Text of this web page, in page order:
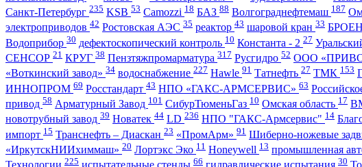
Санкт-Петербург 235 KSB 53 Camozzi 18 БАЗ 88 Волгограднефтемаш 187
электроприводов 42 Ростовская АЭС 35 реактор 43 шаровой кран 33 БРОЕН
Водоприбор 30 дефектоскопический контроль 10 Константа - 2 27
СЕНСОР 21 КРУГ 38 Пензтяжпромарматура 317 Русгидро 52 ООО
«Воткинский завод» 34 водоснабжение 227 Hawle 91 Татнефть 27 ТМК 153
ИННОПРОМ 69 Росстандарт 43 НПО «ГАКС-АРМСЕРВИС» 63
привод 58 Арматурный Завод 101 СибурТюменьГаз 10 Омская область 17
новотрубный завод 39 Новатек 44 LD 236 НПО "ГАКС-Армсервис" 14
импорт 15 Транснефть – Диаскан 23 «ПромАрм» 91 Шиберно-ножевые
«ИркутскНИИхиммаш» 20 Лортэкс Эко 11 Honeywell 13 промышленная
225 66 30